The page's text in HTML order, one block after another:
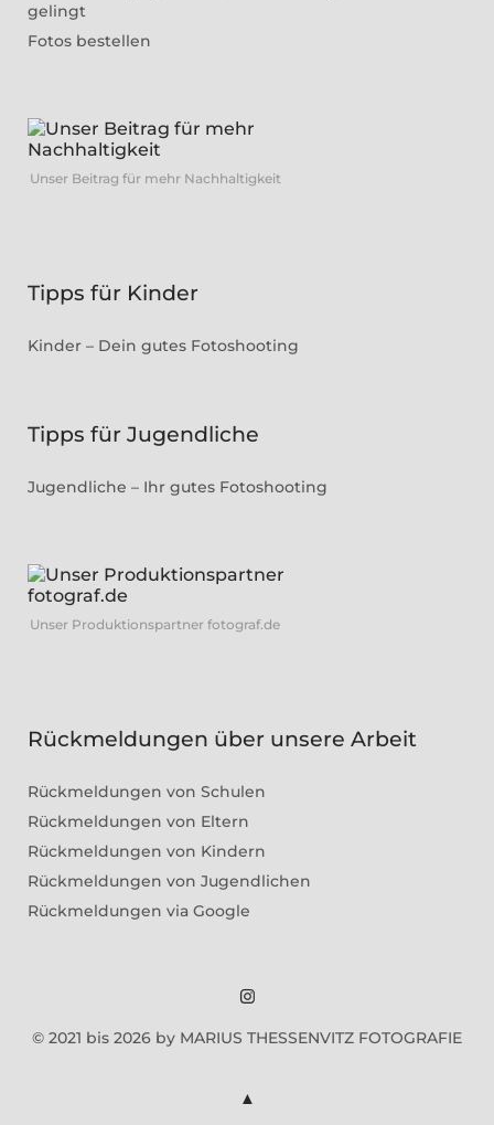
gelingt
Fotos bestellen
Unser Beitrag für mehr Nachhaltigkeit
Tipps für Kinder
Kinder – Dein gutes Fotoshooting
Tipps für Jugendliche
Jugendliche – Ihr gutes Fotoshooting
Unser Produktionspartner fotograf.de
Rückmeldungen über unsere Arbeit
Rückmeldungen von Schulen
Rückmeldungen von Eltern
Rückmeldungen von Kindern
Rückmeldungen von Jugendlichen
Rückmeldungen via Google
Marius
Instagram
© 2021 bis 2026 by MARIUS THESSENVITZ FOTOGRAFIE